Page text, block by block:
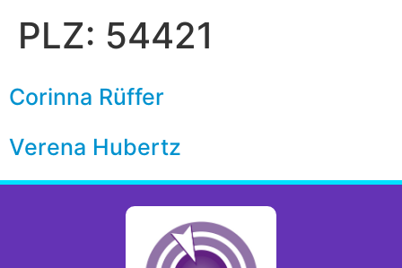
PLZ: 54421
Corinna Rüffer
Verena Hubertz